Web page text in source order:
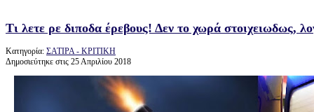
Τι λετε ρε διποδα έρεβους! Δεν το χωρά στοιχειωδως,
Κατηγορία: ΣΑΤΙΡΑ - ΚΡΙΤΙΚΗ
Δημοσιεύτηκε στις 25 Απριλίου 2018